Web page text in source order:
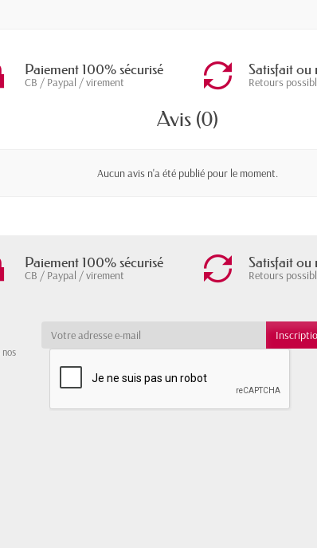
Paiement 100% sécurisé
CB / Paypal / virement
Satisfait ou
Retours
Avis (0)
Aucun avis n'a été publié pour le moment.
Paiement 100% sécurisé
CB / Paypal / virement
Satisfait ou
Retours